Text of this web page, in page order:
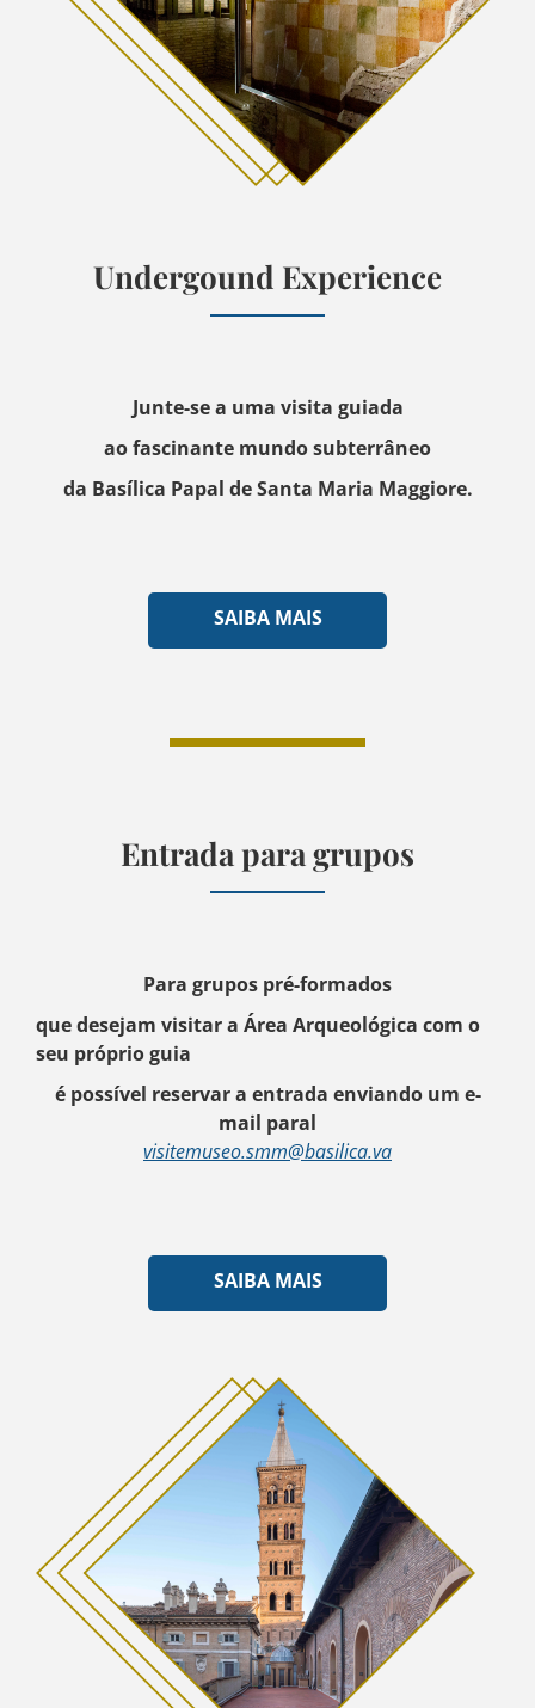
Undergound Experience
Junte-se a uma visita guiada
ao fascinante mundo subterrâneo
da Basílica Papal de Santa Maria Maggiore.
SAIBA MAIS
Entrada para grupos
Para grupos pré-formados
que desejam visitar a Área Arqueológica com o
seu próprio guia
é possível reservar a entrada enviando um e-
mail paral
visitemuseo.smm@basilica.va
SAIBA MAIS